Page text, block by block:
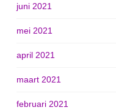
juni 2021
mei 2021
april 2021
maart 2021
februari 2021